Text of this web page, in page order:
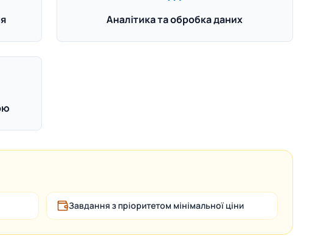
Аналітика та обробка даних
Завдання з пріоритетом мінімальної ціни